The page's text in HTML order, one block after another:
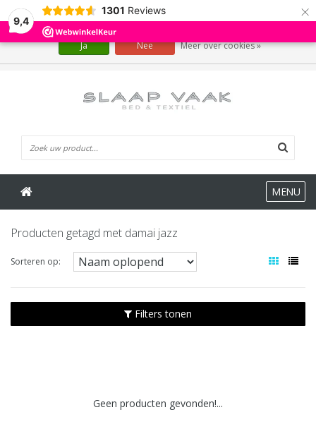
9,4
1301 Reviews ×
MENU
Producten getagd met damai jazz
Sorteren op:
Filters tonen
Geen producten gevonden!...
Wij slaan cookies op om onze website te verbeteren. Is dat akkoord?
Ja Nee Meer over cookies »